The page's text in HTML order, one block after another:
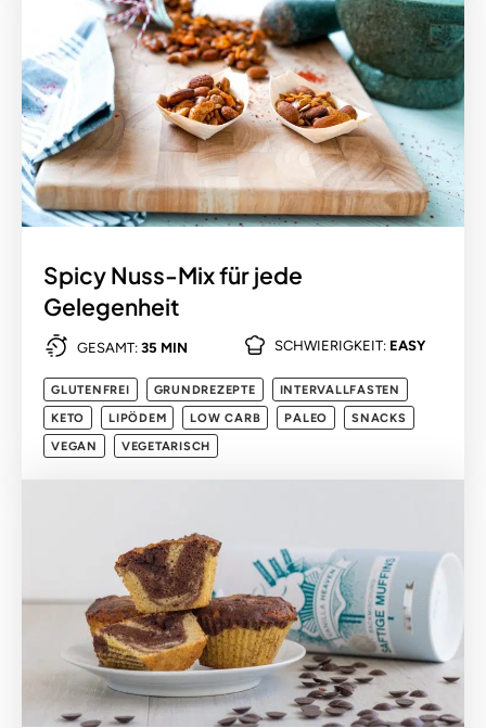
Spicy Nuss-Mix für jede
Gelegenheit
GESAMT: 35 MIN SCHWIERIGKEIT: EASY
GLUTENFREI GRUNDREZEPTE
INTERVALLFASTEN
KETO
LIPÖDEM LOW CARB PALEO
SNACKS
VEGAN
VEGETARISCH